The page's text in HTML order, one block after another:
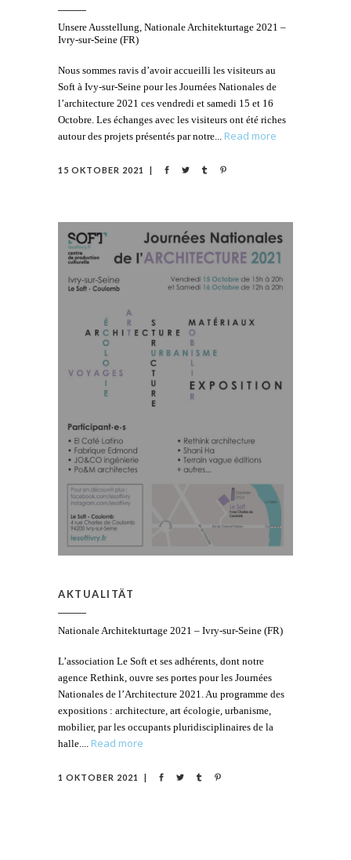
Unsere Ausstellung, Nationale Architekturtage 2021 –
Ivry-sur-Seine (FR)
Nous sommes ravis d’avoir accueilli les visiteurs au
Soft à Ivy-sur-Seine pour les Journées Nationales de
l’architecture 2021 ces vendredi et samedi 15 et 16
Octobre. Les échanges avec les visiteurs ont été riches
autour des projets présentés par notre
Read more
15 OKTOBER 2021
AKTUALITÄT
Nationale Architekturtage 2021 – Ivry-sur-Seine (FR)
L’association Le Soft et ses adhérents, dont notre
agence Rethink, ouvre ses portes pour les Journées
Nationales de l’Architecture 2021. Au programme des
expositions : architecture, art écologie, urbanisme,
mobilier, par les occupants pluridisciplinaires de la
halle.
Read more
1 OKTOBER 2021